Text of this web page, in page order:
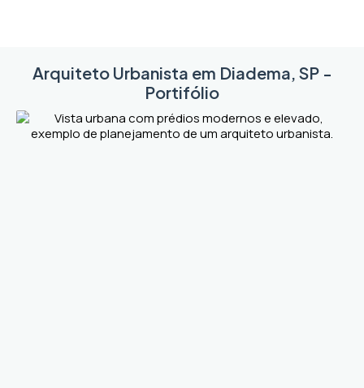
Arquiteto Urbanista em Diadema, SP -
Portifólio